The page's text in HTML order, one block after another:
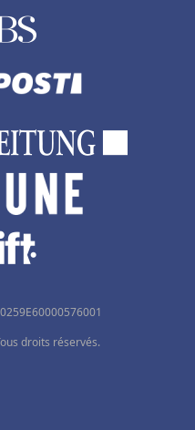
0259Ε60000576001
droits réservés.